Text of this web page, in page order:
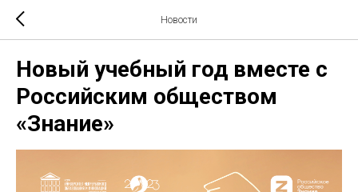
Новости
Новый учебный год вместе с
Российским обществом
«Знание»